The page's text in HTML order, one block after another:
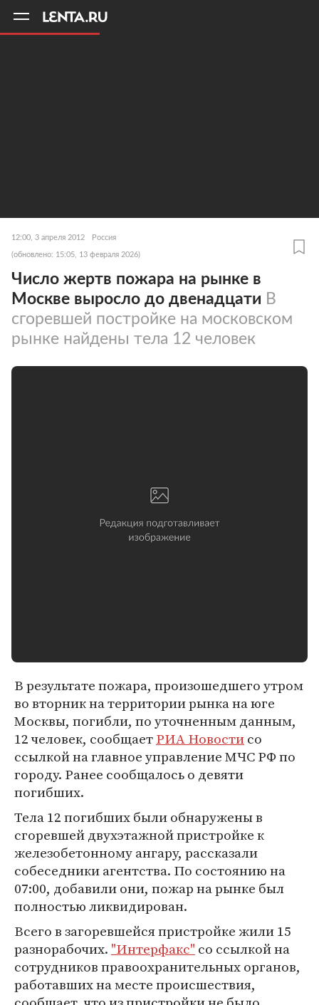
12:00, 3 апреля 2012 Россия
(обновлено: 15:05, 13 февраля 2026)
Число жертв пожара на рынке в
Москве выросло до двенадцати В
сгоревшей постройке на московском
рынке найдены тела 12 человек
В результате пожара, произошедшего утром
во вторник на территории рынка на юге
Москвы, погибли, по уточненным данным,
12 человек, сообщаетРИА Новостисо
ссылкой на главное управление МЧС РФ по
городу. Ранее сообщалось о девяти
погибших.
Тела 12 погибших были обнаружены в
сгоревшей двухэтажной пристройке к
железобетонному ангару, рассказали
собеседники агентства. По состоянию на
07:00, добавили они, пожар на рынке был
полностью ликвидирован.
Всего в загоревшейся пристройке жили 15
разнорабочих. "Интерфакс" со ссылкой на
сотрудников правоохранительных органов,
работавших на месте происшествия,